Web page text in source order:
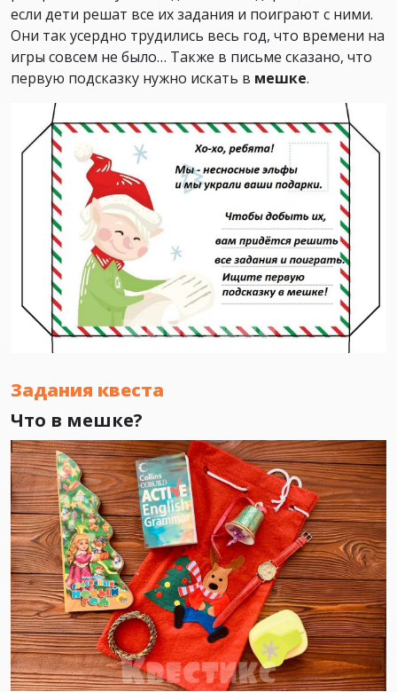
если дети решат все их задания и поиграют с ними.
Они так усердно трудились весь год, что времени на
игры совсем не было… Также в письме сказано, что
первую подсказку нужно искать в мешке.
Задания квеста
Что в мешке?